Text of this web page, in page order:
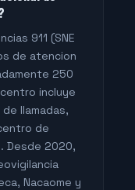
911 (SNE
de atencion
250
incluye
llamadas,
de
Desde 2020,
Nacaome y